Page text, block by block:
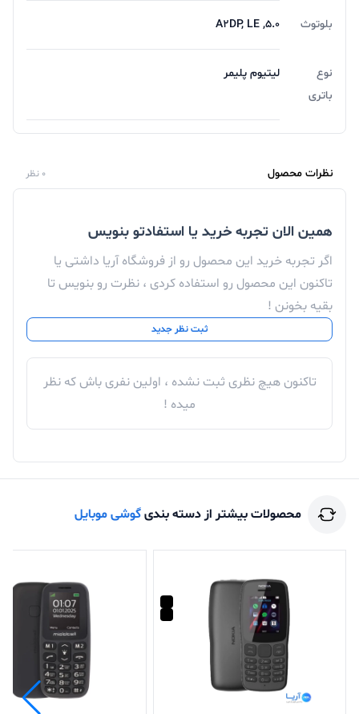
بلوتوث 5.0, A2DP, LE
نوع
باتری
لیتیوم پلیمر
نظرات محصول 0 نظر
همین الان تجربه خرید یا استفادتو بنویس
اگر تجربه خرید این محصول رو از فروشگاه آریا داشتی یا
تاکنون این محصول رو استفاده کردی ، نظرت رو بنویس تا
بقیه بخونن !
ثبت نظر جدید
تاکنون هیچ نظری ثبت نشده ، اولین نفری باش که نظر
میده !
محصولات بیشتر از دسته بندیگوشی موبایل